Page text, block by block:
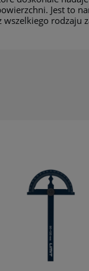
Jest to
rodzaju